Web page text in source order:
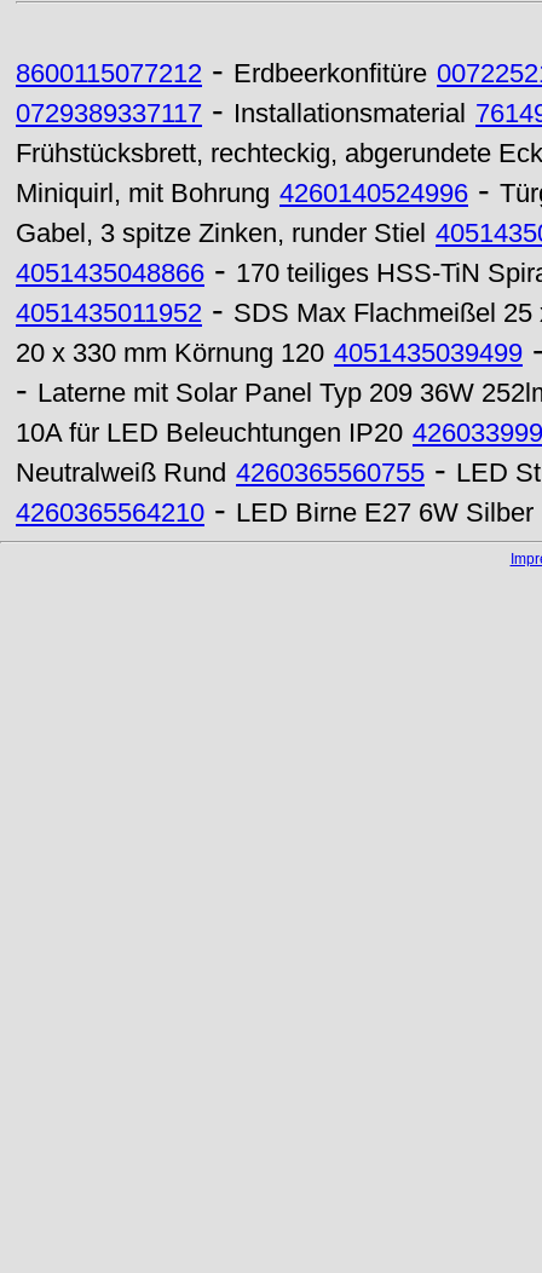
8600115077212 - Erdbeerkonfitüre
0729389337117 - Installationsmaterial
Frühstücksbrett, rechteckig, abgerundete
Miniquirl, mit Bohrung 4260140524996 -
Gabel, 3 spitze Zinken, runder Stiel
4051435048866 - 170 teiliges HSS-TiN
4051435011952 - SDS Max Flachmeißel 25
20 x 330 mm Körnung 120 4051435039499
- Laterne mit Solar Panel Typ 209 36W
10A für LED Beleuchtungen IP20
Neutralweiß Rund 4260365560755 - LED
4260365564210 - LED Birne E27 6W